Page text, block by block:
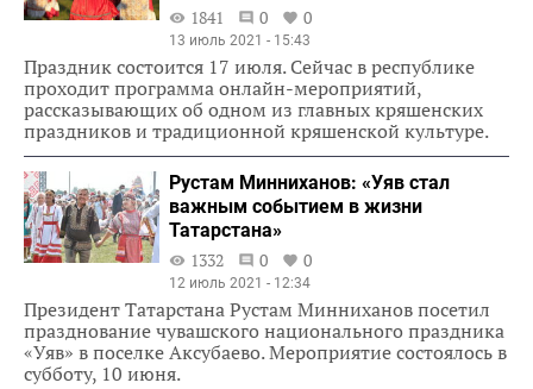
1841
0 0
13 июль 2021 - 15:43
Праздник состоится 17 июля. Сейчас в республике
проходит программа онлайн-мероприятий,
рассказывающих об одном из главных кряшенских
праздников и традиционной кряшенской культуре.
Рустам Минниханов: «Уяв стал
важным событием в жизни
Татарстана»
1332
0 0
12 июль 2021 - 12:34
Президент Татарстана Рустам Минниханов посетил
празднование чувашского национального праздника
«Уяв» в поселке Аксубаево. Мероприятие состоялось в
субботу, 10 июня.